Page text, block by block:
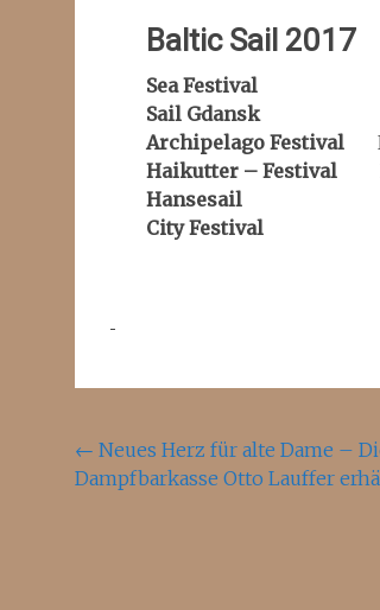
Baltic Sail 2017
Sea Festival
Sail Gdansk
Archipelago Festival
Haikutter – Festival
Hansesail
City Festival
Beitragsnavigation
← Neues Herz für alte Dame –
Dampfbarkasse Otto Lauffer